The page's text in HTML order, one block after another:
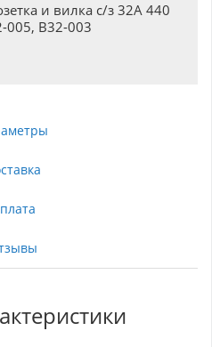
и вилка с/з 32А 440
005, В32-003